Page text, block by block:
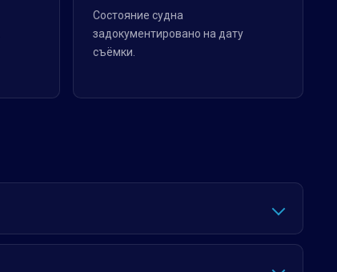
Состояние судна
задокументировано на дату
съёмки.